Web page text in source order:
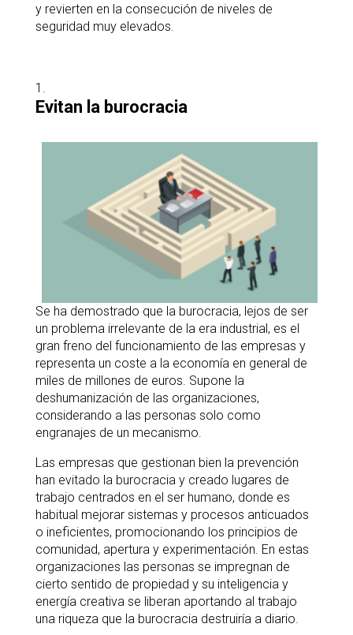
y revierten en la consecución de niveles de
seguridad muy elevados.
Evitan la burocracia
Se ha demostrado que la burocracia, lejos de ser
un problema irrelevante de la era industrial, es el
gran freno del funcionamiento de las empresas y
representa un coste a la economía en general de
miles de millones de euros. Supone la
deshumanización de las organizaciones,
considerando a las personas solo como
engranajes de un mecanismo.
Las empresas que gestionan bien la prevención
han evitado la burocracia y creado lugares de
trabajo centrados en el ser humano, donde es
habitual mejorar sistemas y procesos anticuados
o ineficientes, promocionando los principios de
comunidad, apertura y experimentación. En estas
organizaciones las personas se impregnan de
cierto sentido de propiedad y su inteligencia y
energía creativa se liberan aportando al trabajo
una riqueza que la burocracia destruiría a diario.